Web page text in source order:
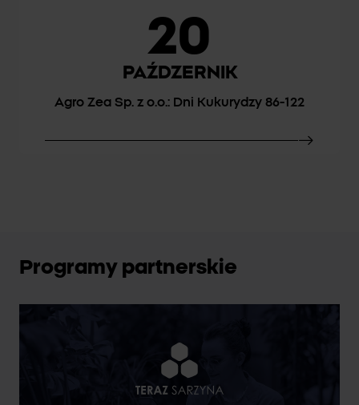
20
PAŹDZERNIK
Agro Zea Sp. z o.o.: Dni Kukurydzy 86-122
Programy partnerskie